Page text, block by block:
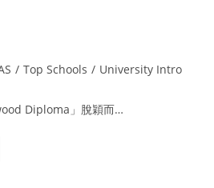
/ Top Schools / University Intro
Diploma」脫穎而…